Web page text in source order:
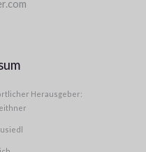
Herausgeber: